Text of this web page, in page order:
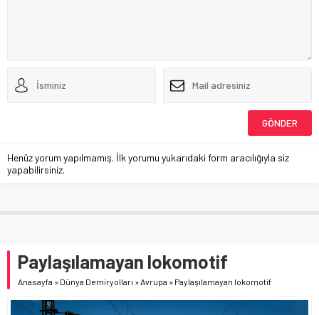
Henüz yorum yapılmamış. İlk yorumu yukarıdaki form aracılığıyla siz
yapabilirsiniz.
Paylaşılamayan lokomotif
Anasayfa » Dünya Demiryolları » Avrupa » Paylaşılamayan lokomotif